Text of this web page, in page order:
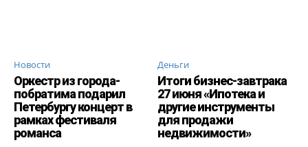
Новости
Оркестр из города-
побратима подарил
Петербургу концерт в
рамках фестиваля
романса
Деньги
Итоги бизнес-завтрака
27 июня «Ипотека и
другие инструменты
для продажи
недвижимости»